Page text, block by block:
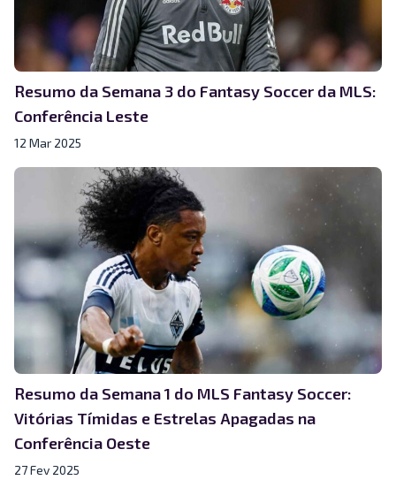
Resumo da Semana 3 do Fantasy Soccer da MLS:
Conferência Leste
12 Mar 2025
Resumo da Semana 1 do MLS Fantasy Soccer:
Vitórias Tímidas e Estrelas Apagadas na
Conferência Oeste
27 Fev 2025